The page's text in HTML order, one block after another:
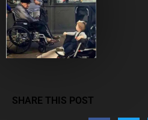
SHARE THIS POST